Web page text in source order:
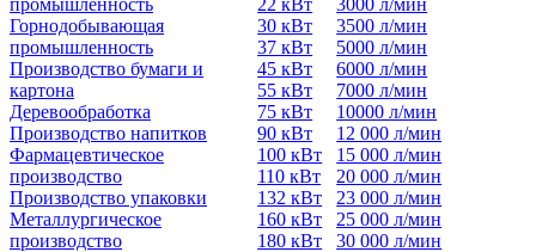
промышленность
Горнодобывающая
промышленность
Производство бумаги и
картона
Деревообработка
Производство напитков
Фармацевтическое
производство
Производство упаковки
Металлургическое
производство
22 кВт
30 кВт
37 кВт
45 кВт
55 кВт
75 кВт
90 кВт
100 кВт
110 кВт
132 кВт
160 кВт
180 кВт
3000 л/мин
3500 л/мин
5000 л/мин
6000 л/мин
7000 л/мин
10000 л/мин
12 000 л/мин
15 000 л/мин
20 000 л/мин
23 000 л/мин
25 000 л/мин
30 000 л/мин